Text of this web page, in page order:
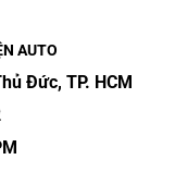
AUTO
Đức, TP. HCM